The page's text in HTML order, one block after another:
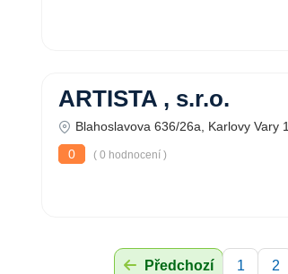
ARTISTA , s.r.o.
Blahoslavova 636/26a, Karlovy Vary 1
0
( 0 hodnocení )
Předchozí 1 2